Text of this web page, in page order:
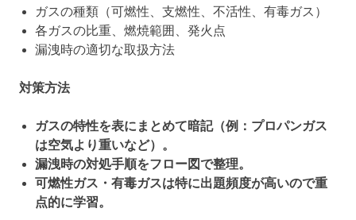
ガスの種類（可燃性、支燃性、不活性、有毒ガス）
各ガスの比重、燃焼範囲、発火点
漏洩時の適切な取扱方法
対策方法
ガスの特性を表にまとめて暗記（例：プロパンガス
は空気より重いなど）。
漏洩時の対処手順をフロー図で整理。
可燃性ガス・有毒ガスは特に出題頻度が高いので重
点的に学習。